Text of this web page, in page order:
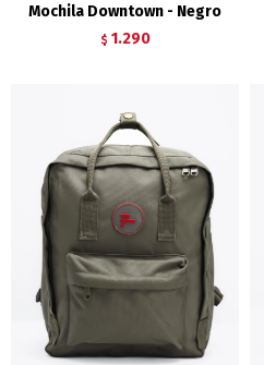
Mochila Downtown - Negro
$ 1.290